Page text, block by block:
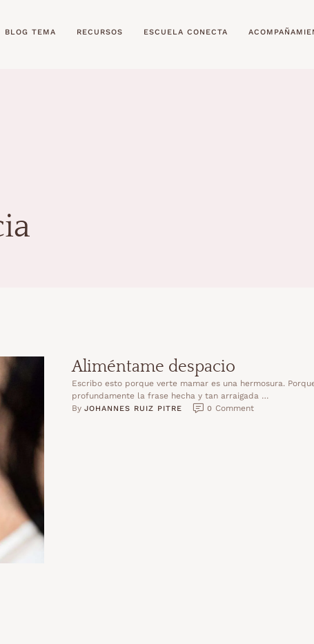
BLOG TEMA RECURSOS ESCUELA CONECTA
Aliméntame despacio
Escribo esto porque verte mamar es una hermosura.
profundamente la frase hecha y tan arraigada …
By JOHANNES RUIZ PITRE 0 Comment